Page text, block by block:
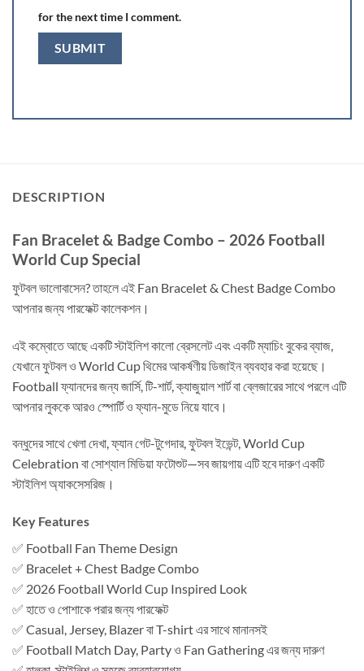
for the next time I comment.
DESCRIPTION
Fan Bracelet & Badge Combo – 2026 Football
World Cup Special
ফুটবল ভালোবাসেন? তাহলে এই Fan Bracelet & Chest Badge Combo
আপনার জন্য পারফেক্ট কালেকশন।
এই কম্বোতে আছে একটি স্টাইলিশ কালো ব্রেসলেট এবং একটি ম্যাচিং বুকের ব্যাজ,
যেখানে ফুটবল ও World Cup থিমের আকর্ষণীয় ডিজাইন ব্যবহার করা হয়েছে।
Football ফ্যানদের জন্য জার্সি, টি-শার্ট, ক্যাজুয়াল শার্ট বা ব্লেজারের সাথে পরলে এটি
আপনার লুককে আরও স্পোর্টি ও ফ্যান-মুডে নিয়ে যাবে।
বন্ধুদের সাথে খেলা দেখা, ফ্যান গেট-টুগেদার, ফুটবল ইভেন্ট, World Cup
Celebration বা সোশ্যাল মিডিয়া ফটোশুট—সব জায়গায় এটি হবে দারুণ একটি
স্টাইলিশ অ্যাকসেসরিজ।
Key Features
✅ Football Fan Theme Design
✅ Bracelet + Chest Badge Combo
✅ 2026 Football World Cup Inspired Look
✅ হাতে ও পোশাকে পরার জন্য পারফেক্ট
✅ Casual, Jersey, Blazer বা T-shirt এর সাথে মানানসই
✅ Football Match Day, Party ও Fan Gathering এর জন্য দারুণ